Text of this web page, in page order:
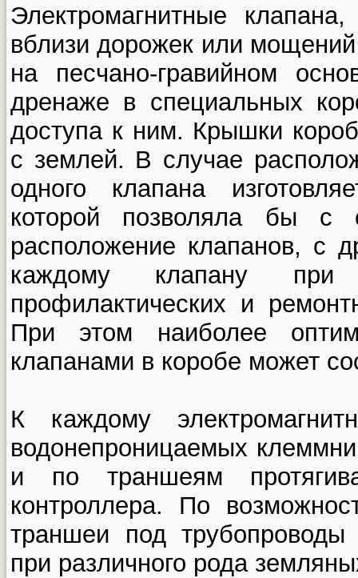
Электромагнитные
вблизи дорожек или
на песчано-гравийном
дренаже в специальных
доступа к ним. Крышки
с землей. В случае
одного клапана
которой позволяла бы с
расположение клапанов, с
каждому клапану при
профилактических и
При этом наиболее
клапанами в коробе может
К каждому
водонепроницаемых
и по траншеям
контроллера. По
траншеи под
при различного рода